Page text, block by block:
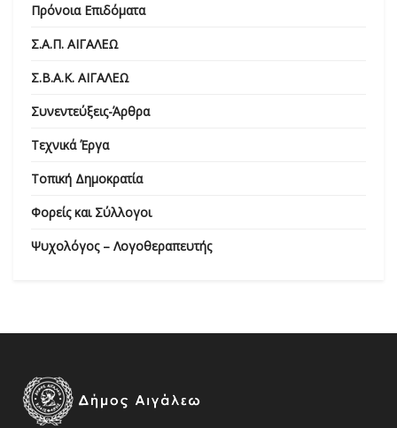
Πρόνοια Επιδόματα
Σ.Α.Π. ΑΙΓΑΛΕΩ
Σ.Β.Α.Κ. ΑΙΓΑΛΕΩ
Συνεντεύξεις-Άρθρα
Τεχνικά Έργα
Τοπική Δημοκρατία
Φορείς και Σύλλογοι
Ψυχολόγος – Λογοθεραπευτής